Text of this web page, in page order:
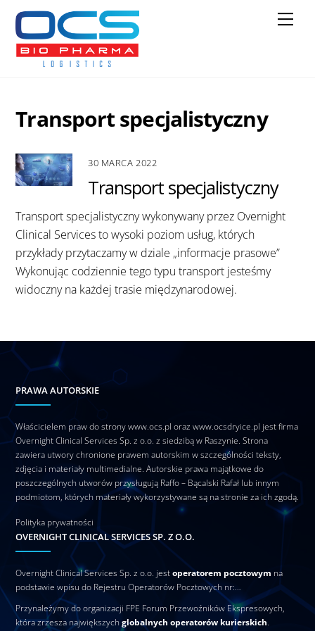
Skip
content
Transport specjalistyczny
30 MARCA 2022
Transport specjalistyczny
Transport specjalistyczny wykonywany przez Overnight
Clinical Services to wysoki poziom usług, których
przykłady przytaczamy w dziale „informacje prasowe”
Wykonując codziennie tego typu transport jesteśmy
widoczny na każdej trasie międzynarodowej.
PRAWA AUTORSKIE
Właścicielem praw do strony www.ocs.pl oraz www.ocsdryice.pl jest firma
Overnight Clinical Services Sp. z o.o. z siedzibą w Raszynie. Strona
zawiera utwory chronione prawem autorskim w szczególności teksty,
zdjęcia i materiały multimedialne. Autorskie prawa majątkowe do
poszczególnych utworów przysługują Raffo – Bącalski Rafał lub innym
podmiotom, których materiały wykorzystywane są na stronie za ich zgodą.
Polityka prywatności
OVERNIGHT CLINICAL SERVICES SP. Z O.O.
Overnight Clinical Services Sp. z o.o. jestoperatorem pocztowym na
podstawie wpisu do Rejestru Operatorów Pocztowych nr:…
Przynależymy do organizacji FPE Forum Przewoźników Ekspresowych,
która zrzesza największychglobalnych operatorów kurierskich.